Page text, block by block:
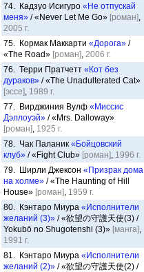
74. Кадзуо Исигуро «Не отпускай
меня» / «Never Let Me Go» [роман],
2005 г.
75. Кормак Маккарти «Дорога» /
«The Road» [роман], 2006 г.
76. Терри Пратчетт «Кот без
дураков» / «The Unadulterated Cat»
[эссе], 1989 г.
77. Вирджиния Вулф «Миссис
Дэллоуэй» / «Mrs. Dalloway»
[роман], 1925 г.
78. Чак Паланик «Бойцовский
клуб» / «Fight Club» [роман], 1996 г.
79. Ширли Джексон «Призрак дома
на холме» / «The Haunting of Hill
House» [роман], 1959 г.
80. Кэнтаро Миура «Исполнители
желаний (3)» / «欲望の守護天使(3) /
Yokubō no Shugotenshi (3)» [манга],
1991 г.
81. Кэнтаро Миура «Исполнители
желаний (2)» / «欲望の守護天使(2) /